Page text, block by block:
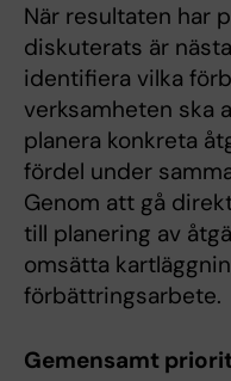
När resultaten har
diskuterats är
identifiera vilka
verksamheten ska
planera konkreta
fördel under
Genom att gå
till planering av
omsätta
förbättringsarbete.
Gemensamt